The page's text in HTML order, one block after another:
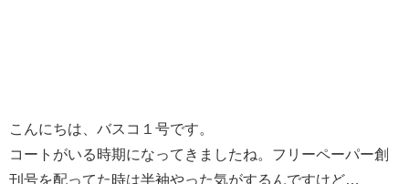
こんにちは、バスコ１号です。
コートがいる時期になってきましたね。フリーペーパー創
刊号を配ってた時は半袖やった気がするんですけど…